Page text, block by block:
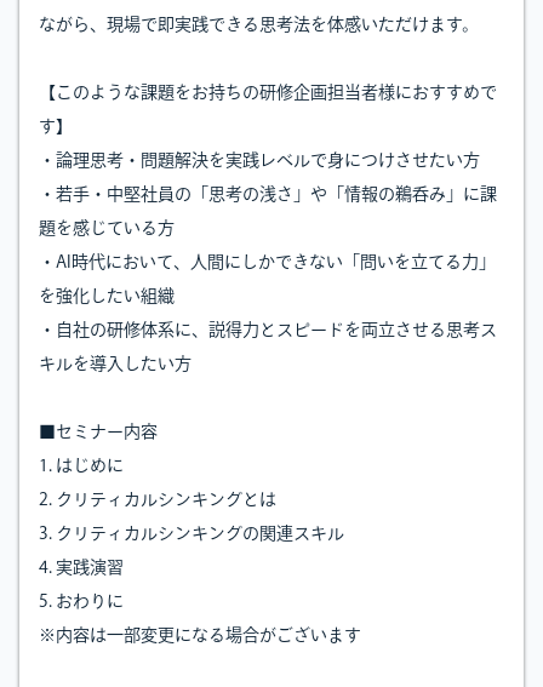
ながら、現場で即実践できる思考法を体感いただけます。
【このような課題をお持ちの研修企画担当者様におすすめで
す】
・論理思考・問題解決を実践レベルで身につけさせたい方
・若手・中堅社員の「思考の浅さ」や「情報の鵜呑み」に課
題を感じている方
・AI時代において、人間にしかできない「問いを立てる力」
を強化したい組織
・自社の研修体系に、説得力とスピードを両立させる思考ス
キルを導入したい方
■セミナー内容
1. はじめに
2. クリティカルシンキングとは
3. クリティカルシンキングの関連スキル
4. 実践演習
5. おわりに
※内容は一部変更になる場合がございます